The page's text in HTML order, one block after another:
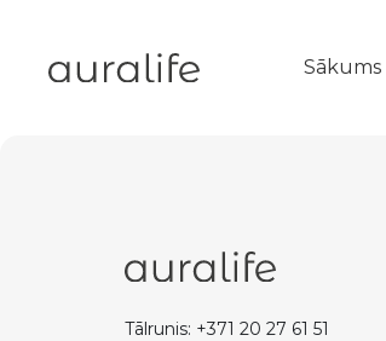
Sākums
Tālrunis: +371 20 27 61 51